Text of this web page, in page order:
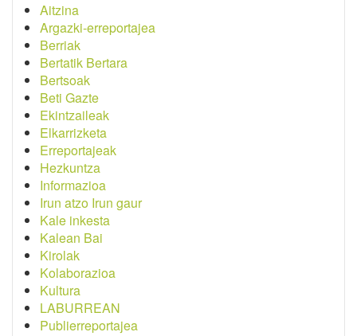
Aitzina
Argazki-erreportajea
Berriak
Bertatik Bertara
Bertsoak
Beti Gazte
Ekintzaileak
Elkarrizketa
Erreportajeak
Hezkuntza
Informazioa
Irun atzo Irun gaur
Kale inkesta
Kalean Bai
Kirolak
Kolaborazioa
Kultura
LABURREAN
Publierreportajea